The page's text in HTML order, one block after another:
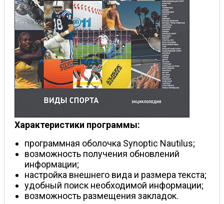
Характеристики программы:
программная оболочка Synoptic Nautilus;
возможность получения обновлений
информации;
настройка внешнего вида и размера текста;
удобный поиск необходимой информации;
возможность размещения закладок.